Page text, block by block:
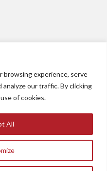
browsing experience, serve
our traffic. By clicking
of cookies.
All
© 2024 Ikonix Taiwan Co, Ltd.